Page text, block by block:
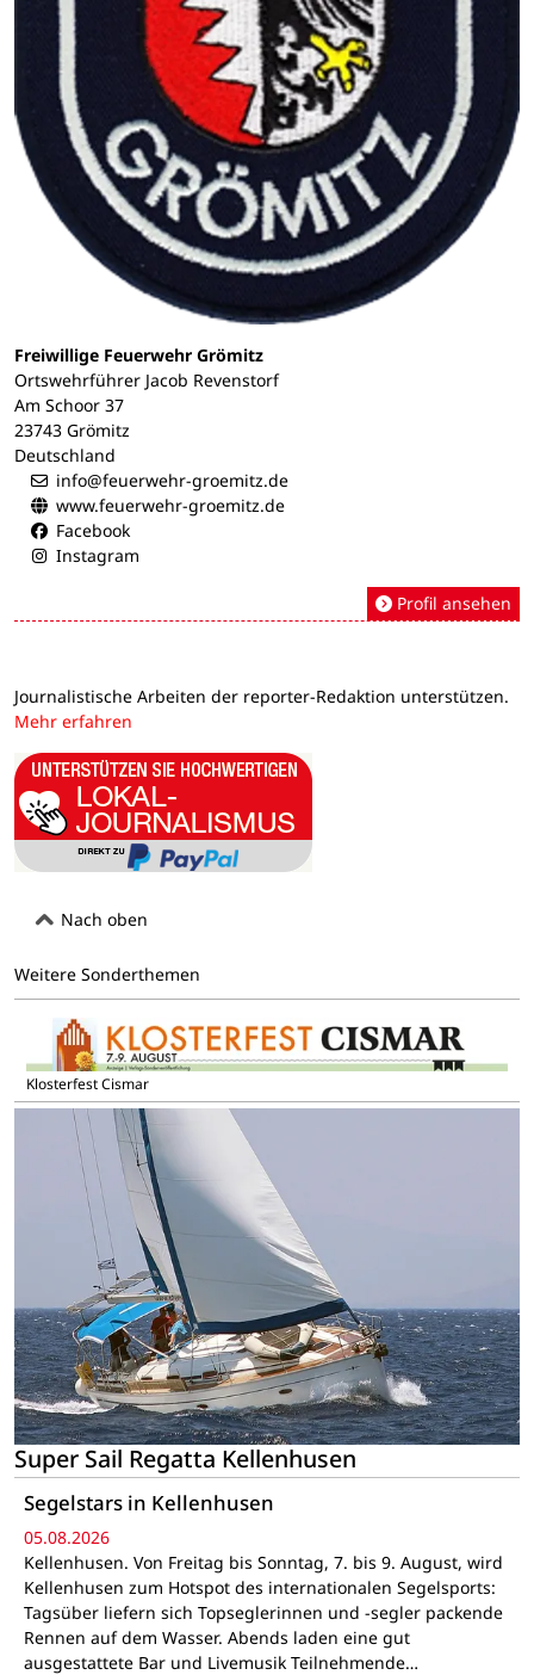
Freiwillige Feuerwehr Grömitz
Ortswehrführer Jacob Revenstorf
Am Schoor 37
23743 Grömitz
Deutschland
info@feuerwehr-groemitz.de
www.feuerwehr-groemitz.de
Facebook
Instagram
Profil ansehen
Journalistische Arbeiten der reporter-Redaktion unterstützen.
Mehr erfahren
Nach oben
Weitere Sonderthemen
Klosterfest Cismar
Super Sail Regatta Kellenhusen
Segelstars in Kellenhusen
05.08.2026
Kellenhusen. Von Freitag bis Sonntag, 7. bis 9. August, wird
Kellenhusen zum Hotspot des internationalen Segelsports:
Tagsüber liefern sich Topseglerinnen und -segler packende
Rennen auf dem Wasser. Abends laden eine gut
ausgestattete Bar und Livemusik Teilnehmende…